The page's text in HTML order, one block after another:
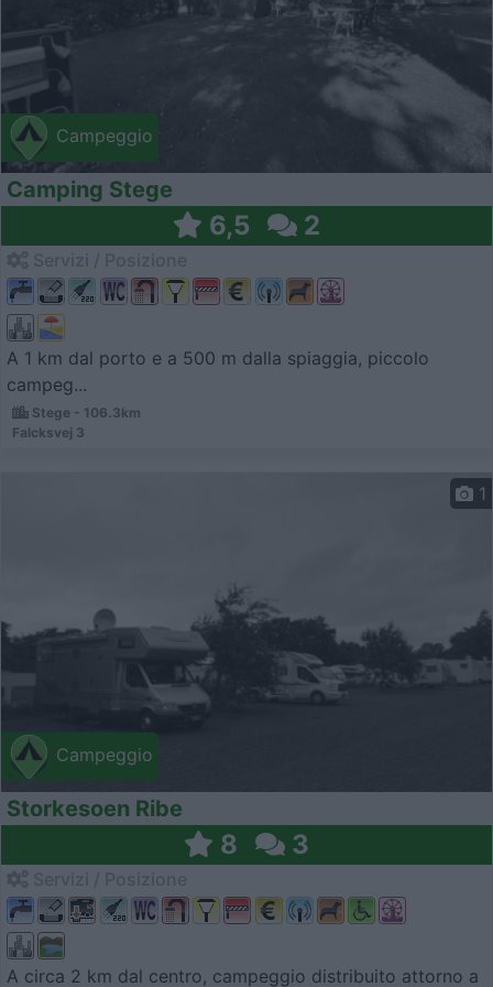
Campeggio
Camping Stege
6,5 2
A 1 km dal porto e a 500 m dalla spiaggia, piccolo
campeg...
Stege - 106.3km
Falcksvej 3
Campeggio
1
Storkesoen Ribe
8 3
A circa 2 km dal centro, campeggio distribuito attorno a